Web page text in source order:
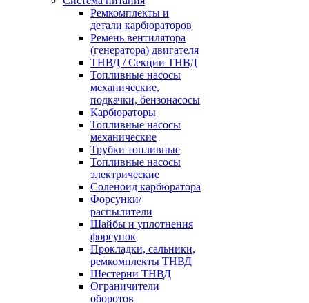
Ремкомплекты и
детали карбюраторов
Ремень вентилятора
(генератора) двигателя
ТНВД / Секции ТНВД
Топливные насосы
механические,
подкачки, бензонасосы
Карбюраторы
Топливные насосы
механические
Трубки топливные
Топливные насосы
электрические
Соленоид карбюратора
Форсунки/
распылители
Шайбы и уплотнения
форсунок
Прокладки, сальники,
ремкомплекты ТНВД
Шестерни ТНВД
Ограничители
оборотов